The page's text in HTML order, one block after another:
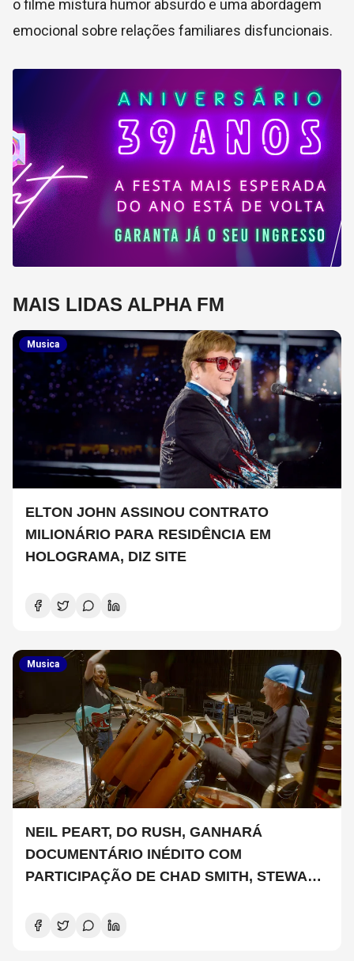
o filme mistura humor absurdo e uma abordagem
emocional sobre relações familiares disfuncionais.
MAIS LIDAS ALPHA FM
Musica
ELTON JOHN ASSINOU CONTRATO
MILIONÁRIO PARA RESIDÊNCIA EM
HOLOGRAMA, DIZ SITE
Musica
NEIL PEART, DO RUSH, GANHARÁ
DOCUMENTÁRIO INÉDITO COM
PARTICIPAÇÃO DE CHAD SMITH, STEWART